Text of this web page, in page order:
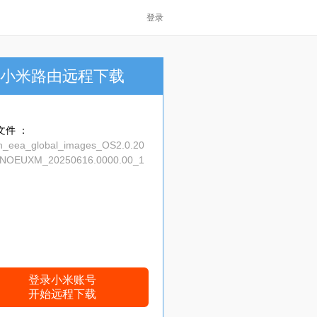
登录
小米路由远程下载
件 ：
登录小米账号
开始远程下载